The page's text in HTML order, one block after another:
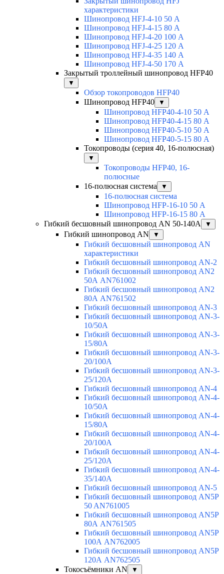
характеристики
Шинопровод HFJ-4-10 50 А
Шинопровод HFJ-4-15 80 А
Шинопровод HFJ-4-20 100 А
Шинопровод HFJ-4-25 120 А
Шинопровод HFJ-4-35 140 А
Шинопровод HFJ-4-50 170 А
Закрытый троллейный шинопровод HFP40
▼
Обзор токопроводов HFP40
Шинопровод HFP40
▼
Шинопровод HFP40-4-10 50 А
Шинопровод HFP40-4-15 80 А
Шинопровод HFP40-5-10 50 А
Шинопровод HFP40-5-15 80 А
Токопроводы (серия 40, 16-полюсная)
▼
Токопроводы HFP40, 16-
полюсные
16-полюсная система
▼
16-полюсная система
Шинопровод HFP-16-10 50 А
Шинопровод HFP-16-15 80 А
Гибкий бесшовный шинопровод AN 50-140А
▼
Гибкий шинопровод AN ▼
Гибкий бесшовный шинопровод AN
характеристики
Гибкий бесшовный шинопровод AN-2
Гибкий бесшовный шинопровод AN2
50А AN761002
Гибкий бесшовный шинопровод AN2
80А AN761502
Гибкий бесшовный шинопровод AN-3
Гибкий бесшовный шинопровод AN-3-
10/50A
Гибкий бесшовный шинопровод AN-3-
15/80A
Гибкий бесшовный шинопровод AN-3-
20/100A
Гибкий бесшовный шинопровод AN-3-
25/120A
Гибкий бесшовный шинопровод AN-4
Гибкий бесшовный шинопровод AN-4-
10/50A
Гибкий бесшовный шинопровод AN-4-
15/80A
Гибкий бесшовный шинопровод AN-4-
20/100A
Гибкий бесшовный шинопровод AN-4-
25/120A
Гибкий бесшовный шинопровод AN-4-
35/140A
Гибкий бесшовный шинопровод AN-5
Гибкий бесшовный шинопровод AN5P
50 AN761005
Гибкий бесшовный шинопровод AN5P
80А AN761505
Гибкий бесшовный шинопровод AN5P
100А AN762005
Гибкий бесшовный шинопровод AN5P
120А AN762505
Токосъёмники AN
▼